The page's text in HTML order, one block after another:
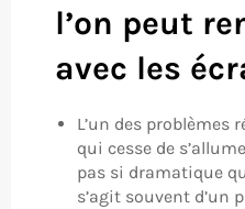
l’on peut
avec les
L’un des problèmes
qui cesse de
pas si dramatique
s’agit souvent d’un